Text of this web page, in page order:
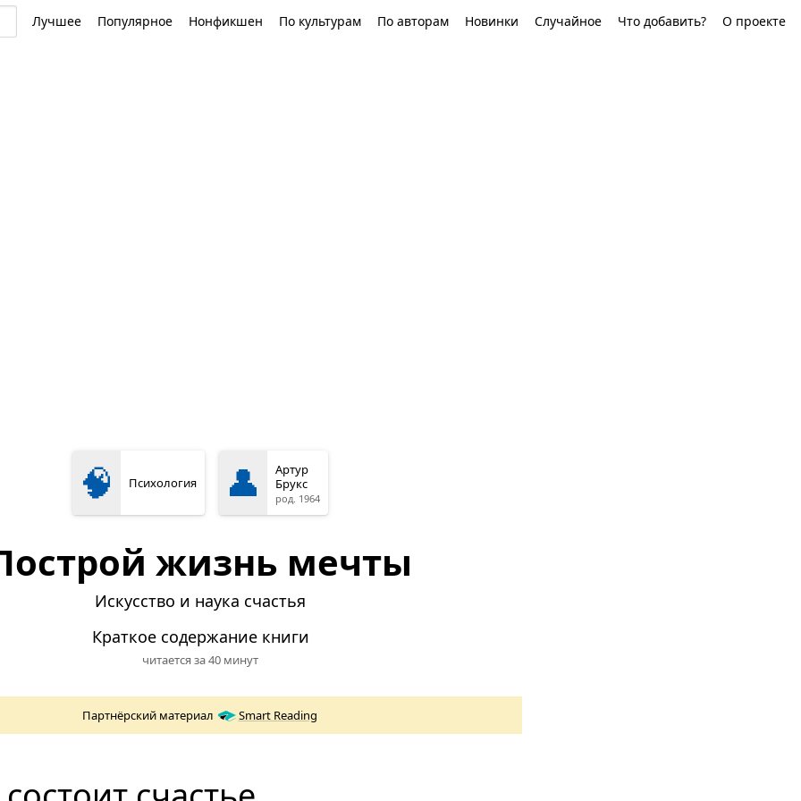
Лучшее Популярное Нонфикшен По культурам По авторам Новинки Случайное Что добавить? О проекте
🧠 Психология 👤
Артур
Брукс
род. 1964
жизнь мечты
Искусство и наука счастья
Краткое содержание книги
читается за 40 минут
Партнёрский материал Smart Reading